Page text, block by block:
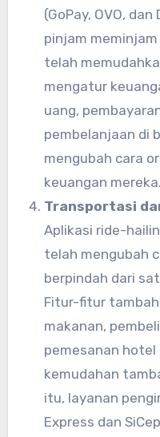
(GoPay, OVO,
pinjam
telah
mengatur
uang,
pembelanjaan di
mengubah cara
keuangan mereka.
Transportasi
Aplikasi ride-
telah mengubah
berpindah dari
Fitur-fitur
makanan,
pemesanan
kemudahan
itu, layanan
Express dan